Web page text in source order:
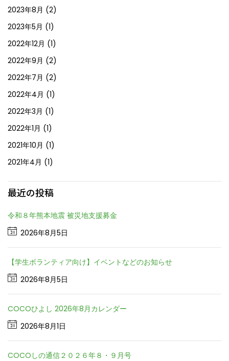
2023年8月 (2)
2023年5月 (1)
2022年12月 (1)
2022年9月 (2)
2022年7月 (2)
2022年4月 (1)
2022年3月 (1)
2022年1月 (1)
2021年10月 (1)
2021年4月 (1)
最近の投稿
令和８年熊本地震 被災地支援募金
2026年8月5日
【学生ボランティア向け】イベントなどのお知らせ
2026年8月5日
COCOひよし 2026年8月カレンダー
2026年8月1日
COCOしの通信２０２６年８・９月号